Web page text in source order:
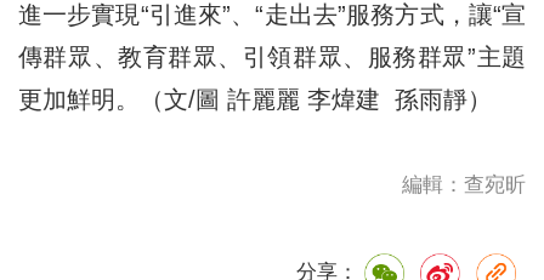
進一步實現“引進來”、“走出去”服務方式，讓“宣
傳群眾、教育群眾、引領群眾、服務群眾”主題
更加鮮明。（文/圖 許麗麗 李煒建 孫雨靜）
編輯：查宛昕
分享：